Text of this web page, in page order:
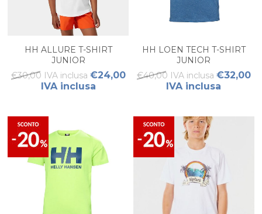
HH ALLURE T-SHIRT
JUNIOR
€30,00 IVA inclusa €24,00
IVA inclusa
HH LOEN TECH T-SHIRT
JUNIOR
€40,00 IVA inclusa €32,00
IVA inclusa